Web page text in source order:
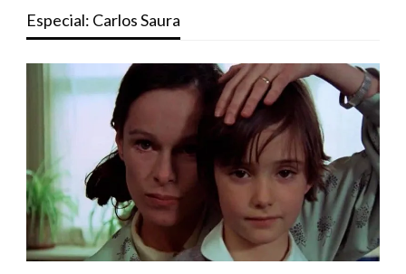
Especial: Carlos Saura